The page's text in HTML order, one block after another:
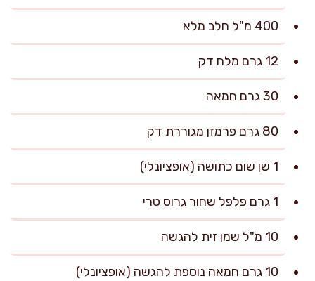
400 מ"ל חלב מלא
12 גרם מלח דק
30 גרם חמאה
80 גרם פרמזן מגוררת דק
1 שן שום כתושה (אופציונלי)
1 גרם פלפל שחור גרוס טרי
10 מ"ל שמן זית להגשה
10 גרם חמאה נוספת להגשה (אופציונלי)